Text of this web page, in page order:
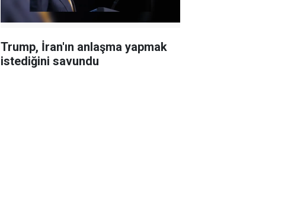
Trump, İran'ın anlaşma yapmak
istediğini savundu